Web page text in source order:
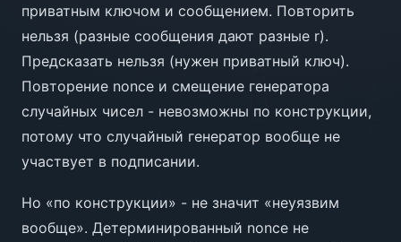
приватным ключом и сообщением. Повторить
нельзя (разные сообщения дают разные r).
Предсказать нельзя (нужен приватный ключ).
Повторение nonce и смещение генератора
случайных чисел - невозможны по конструкции,
потому что случайный генератор вообще не
участвует в подписании.
Но «по конструкции» - не значит «неуязвим
вообще». Детерминированный nonce не